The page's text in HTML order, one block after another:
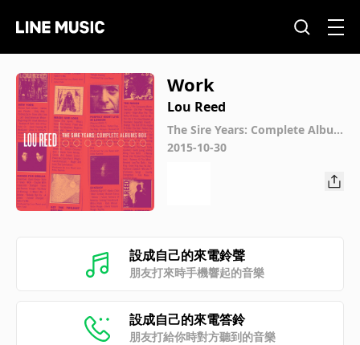
Work
Lou Reed
The Sire Years: Complete Albu
ms Box
2015-10-30
設成自己的來電鈴聲
朋友打來時手機響起的音樂
設成自己的來電答鈴
朋友打給你時對方聽到的音樂